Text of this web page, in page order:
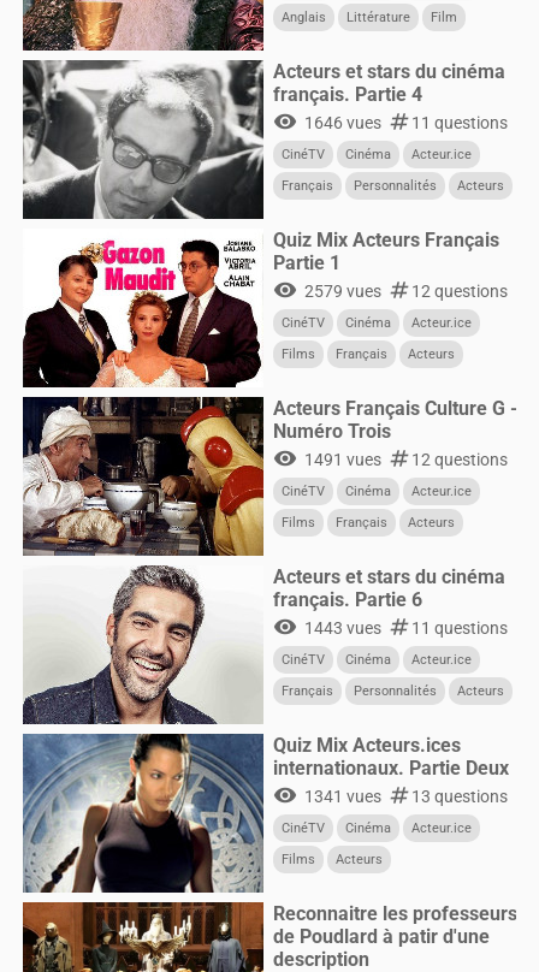
Anglais
Littérature
Film
Acteurs et stars du cinéma
français. Partie 4
visibility 1646 vues numbers11 questions
CinéTV Cinéma
Acteur.ice
Français
Personnalités Acteurs
Quiz Mix Acteurs Français
Partie 1
visibility 2579 vues numbers12 questions
CinéTV Cinéma
Acteur.ice
Films
Français Acteurs
Acteurs Français Culture G -
Numéro Trois
visibility 1491 vues numbers12 questions
CinéTV Cinéma
Acteur.ice
Films
Français Acteurs
Acteurs et stars du cinéma
français. Partie 6
visibility 1443 vues numbers11 questions
CinéTV Cinéma
Acteur.ice
Français
Personnalités Acteurs
Quiz Mix Acteurs.ices
internationaux. Partie Deux
visibility 1341 vues numbers13 questions
CinéTV Cinéma
Acteur.ice
Films
Acteurs
Reconnaitre les professeurs
de Poudlard à patir d'une
description